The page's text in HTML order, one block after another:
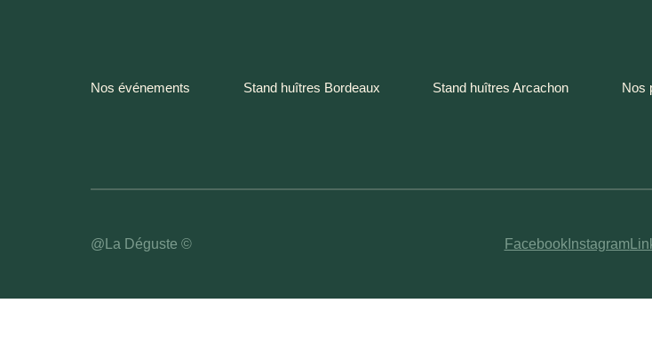
Nos événements Stand huîtres Bordeaux Stand huîtres Arcachon Nos
@La Déguste © FacebookInstagram